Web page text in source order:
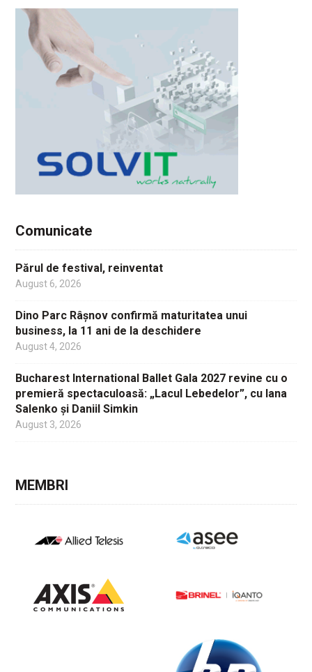
Comunicate
Părul de festival, reinventat
August 6, 2026
Dino Parc Râșnov confirmă maturitatea unui
business, la 11 ani de la deschidere
August 4, 2026
Bucharest International Ballet Gala 2027 revine cu o
premieră spectaculoasă: „Lacul Lebedelor”, cu Iana
Salenko și Daniil Simkin
August 3, 2026
MEMBRI